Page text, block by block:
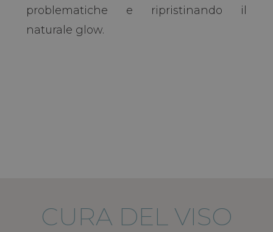
problematiche e ripristinando il
naturale glow.
CURA DEL VISO